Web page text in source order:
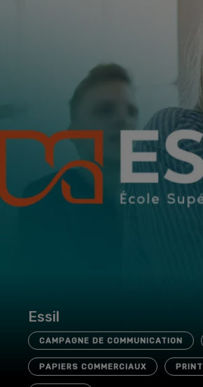
CAMPAGNE DE COMMUNICATION
PAPIERS COMMERCIAUX PRINT
SITE WEB